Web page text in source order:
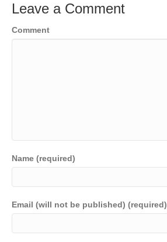
Leave a Comment
Comment
Name (required)
Email (will not be published) (required)